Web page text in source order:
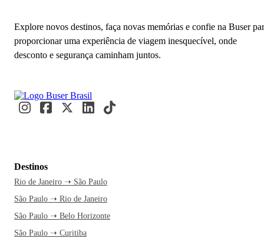
Explore novos destinos, faça novas memórias e confie na Buser
proporcionar uma experiência de viagem inesquecível, onde
desconto e segurança caminham juntos.
Destinos
Rio de Janeiro ➝ São Paulo
São Paulo ➝ Rio de Janeiro
São Paulo ➝ Belo Horizonte
São Paulo ➝ Curitiba